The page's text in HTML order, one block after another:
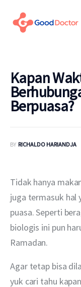
Untuk
Berita
Layanan
Kapan
Berpuasa?
BY RICHALDO HARIANDJA
Tidak hanya
juga termasuk hal
puasa. Seperti
biologis ini pun
Ramadan.
Agar tetap bisa
yuk cari tahu